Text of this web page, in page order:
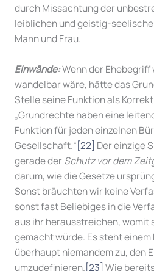
durch Missachtung der
leiblichen und geistig-
Mann und Frau.
Einwände:Wenn der
wandelbar wäre, hätte das
Stelle seine Funktion als
„Grundrechte haben eine
Funktion für jeden einzelnen
Gesellschaft.“[22] Der einzige
gerade der Schutz vor dem
darum, wie die Gesetze
Sonst bräuchten wir keine
sonst fast Beliebiges in die
aus ihr herausstreichen, womit
gemacht würde. Es steht einem
überhaupt niemandem zu, den
umzudefinieren.[23] Wie